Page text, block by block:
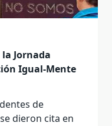
Jornada
Igual-Mente
de
dieron cita en